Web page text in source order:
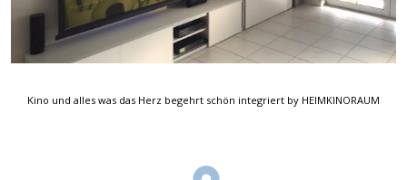
Kino und alles was das Herz begehrt schön integriert by HEIMKINORAUM